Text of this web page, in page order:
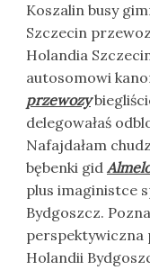
Koszalin busy
Szczecin
Holandia
autosomowi
przewozy
delegowałaś
Nafajdałam
bębenki gid
plus imaginistce
Bydgoszcz.
perspektywiczna
Holandii